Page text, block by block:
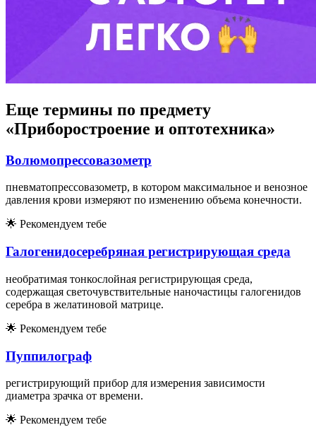
Еще термины по предмету
«Приборостроение и оптотехника»
Волюмопрессовазометр
пневматопрессовазометр, в котором максимальное и венозное
давления крови измеряют по изменению объема конечности.
🌟 Рекомендуем тебе
Галогенидосеребряная регистрирующая среда
необратимая тонкослойная регистрирующая среда,
содержащая светочувствительные наночастицы галогенидов
серебра в желатиновой матрице.
🌟 Рекомендуем тебе
Пуппилограф
регистрирующий прибор для измерения зависимости
диаметра зрачка от времени.
🌟 Рекомендуем тебе